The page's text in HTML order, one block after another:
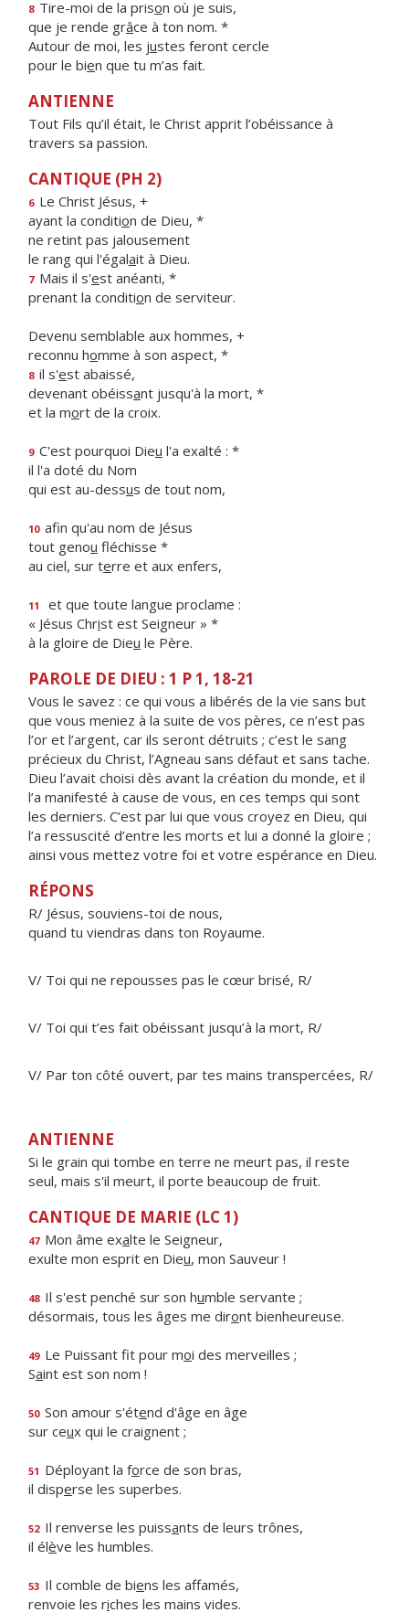
8 Tire-moi de la prison où je suis,
que je rende grâce à ton nom. *
Autour de moi, les justes feront cercle
pour le bien que tu m’as fait.
ANTIENNE
Tout Fils qu’il était, le Christ apprit l’obéissance à
travers sa passion.
CANTIQUE (PH 2)
6 Le Christ Jésus, +
ayant la condition de Dieu, *
ne retint pas jalousement
le rang qui l'égalait à Dieu.
7 Mais il s'est anéanti, *
prenant la condition de serviteur.
Devenu semblable aux hommes, +
reconnu homme à son aspect, *
8 il s'est abaissé,
devenant obéissant jusqu'à la mort, *
et la mort de la croix.
9 C'est pourquoi Dieu l'a exalté : *
il l'a doté du Nom
qui est au-dessus de tout nom,
10 afin qu'au nom de Jésus
tout genou fléchisse *
au ciel, sur terre et aux enfers,
11
et que toute langue proclame :
« Jésus Christ est Seigneur » *
à la gloire de Dieu le Père.
PAROLE DE DIEU : 1 P 1, 18-21
Vous le savez : ce qui vous a libérés de la vie sans but
que vous meniez à la suite de vos pères, ce n’est pas
l’or et l’argent, car ils seront détruits ; c’est le sang
précieux du Christ, l’Agneau sans défaut et sans tache.
Dieu l’avait choisi dès avant la création du monde, et il
l’a manifesté à cause de vous, en ces temps qui sont
les derniers. C’est par lui que vous croyez en Dieu, qui
l’a ressuscité d’entre les morts et lui a donné la gloire ;
ainsi vous mettez votre foi et votre espérance en Dieu.
RÉPONS
R/ Jésus, souviens-toi de nous,
quand tu viendras dans ton Royaume.
V/ Toi qui ne repousses pas le cœur brisé, R/
V/ Toi qui t’es fait obéissant jusqu’à la mort, R/
V/ Par ton côté ouvert, par tes mains transpercées, R/
ANTIENNE
Si le grain qui tombe en terre ne meurt pas, il reste
seul, mais s'il meurt, il porte beaucoup de fruit.
CANTIQUE DE MARIE (LC 1)
47 Mon âme exalte le Seigneur,
exulte mon esprit en Dieu, mon Sauveur !
48 Il s'est penché sur son humble servante ;
désormais, tous les âges me diront bienheureuse.
49 Le Puissant fit pour moi des merveilles ;
Saint est son nom !
50 Son amour s'étend d'âge en âge
sur ceux qui le craignent ;
51 Déployant la force de son bras,
il disperse les superbes.
52 Il renverse les puissants de leurs trônes,
il élève les humbles.
53 Il comble de biens les affamés,
renvoie les riches les mains vides.